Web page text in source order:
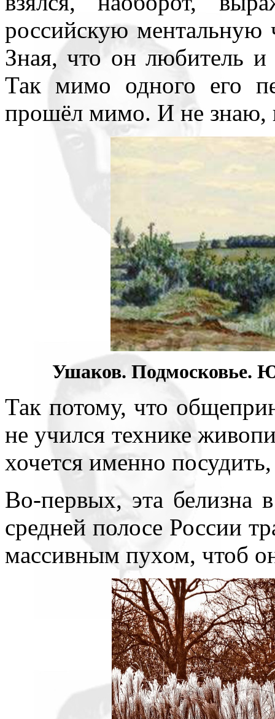
российскую ментальную
Зная, что он любитель и
Так мимо одного его
прошёл мимо. И не знаю,
Ушаков. Подмосковье.
Так потому, что
не учился технике
хочется именно
Во-первых, эта белизна
средней полосе России
массивным пухом, чтоб